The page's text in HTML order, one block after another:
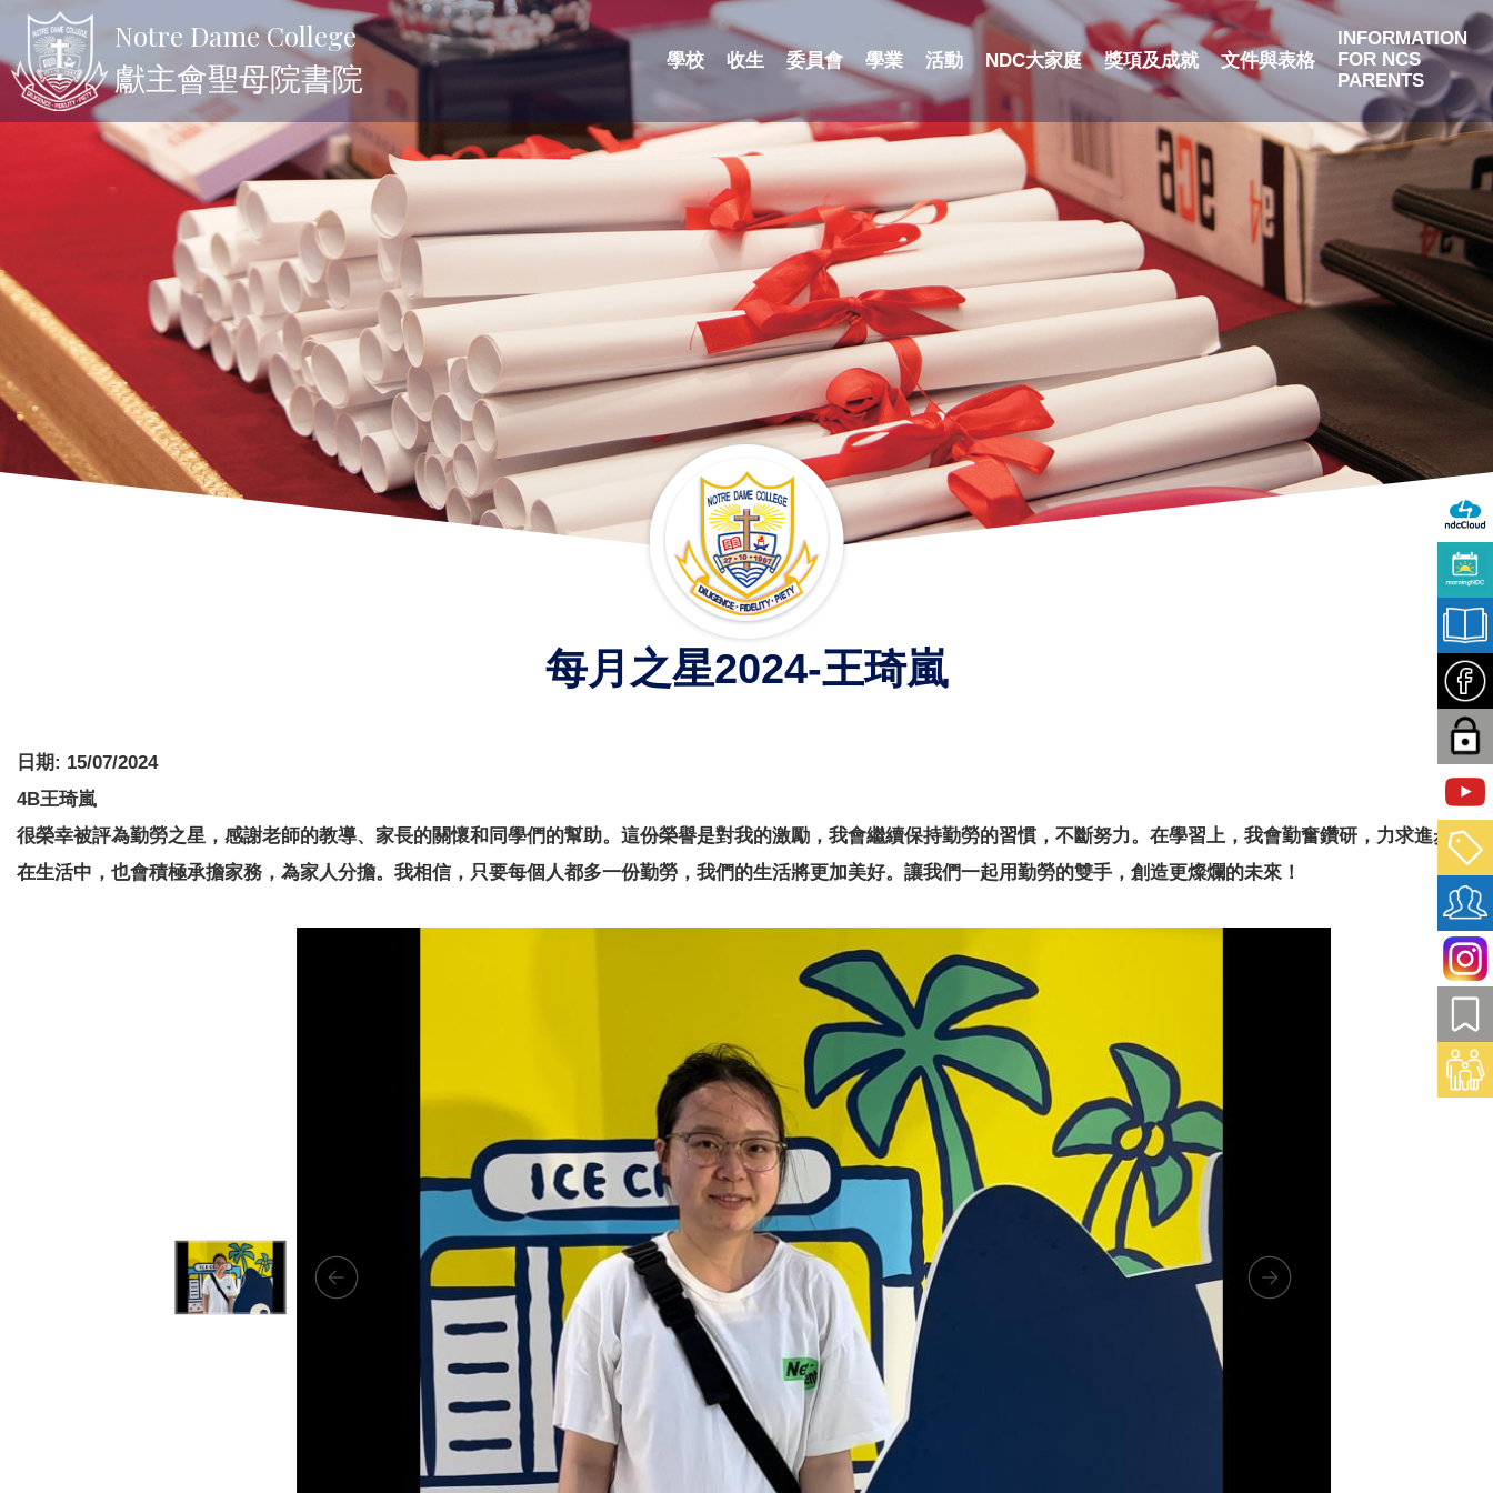
Notre Dame College
獻主會聖母院書院
學校 收生 委員會 學業 活動 NDC大家庭 獎項及成就 文件與表格
INFORMATION
FOR NCS
PARENTS
每月之星2024-王琦嵐
日期: 15/07/2024
4B王琦嵐
很榮幸被評為勤勞之星，感謝老師的教導、家長的關懷和同學們的幫助。這份榮譽是對我的激勵，我會繼續保持勤勞的習慣，不斷努力。在學習上，我會勤奮鑽研，力求進步；
在生活中，也會積極承擔家務，為家人分擔。我相信，只要每個人都多一份勤勞，我們的生活將更加美好。讓我們一起用勤勞的雙手，創造更燦爛的未來！